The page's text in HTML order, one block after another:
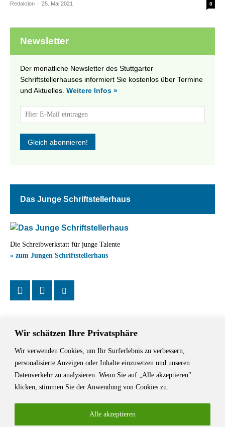
Wir schätzen Ihre Privatsphäre
Wir verwenden Cookies, um Ihr Surferlebnis zu verbessern,
personalisierte Anzeigen oder Inhalte einzusetzen und unseren
Datenverkehr zu analysieren. Wenn Sie auf „Alle akzeptieren"
klicken, stimmen Sie der Anwendung von Cookies zu.
Alle akzeptieren
Redaktion - 25. Mai 2021 0
Newsletter
Der monatliche Newsletter des Stuttgarter
Schriftstellerhauses informiert Sie kostenlos über Termine
und Aktuelles. Weitere Infos »
Das Junge Schriftstellerhaus
Die Schreibwerkstatt für junge Talente
» zum Jungen Schriftstellerhaus
Das Schriftstellerhaus ist ein beliebter Treffpunkt für Autorinnen und
Autoren aus Stuttgart und der Region sowie ein Veranstaltungsort für
Lesungen, Tagungen und Schreibwerkstätten.